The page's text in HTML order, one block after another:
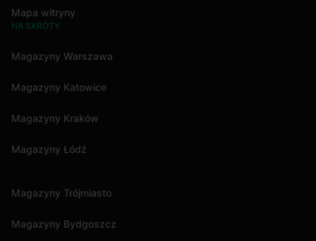
Mapa witryny
NA SKRÓTY
Magazyny Warszawa
Magazyny Katowice
Magazyny Kraków
Magazyny Łódź
Magazyny Trójmiasto
Magazyny Bydgoszcz